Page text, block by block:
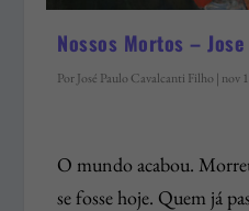
Nossos Mortos –
PorJosé Paulo Cavalcanti Filho| nov
O mundo acabou.
se fosse hoje. Quem já